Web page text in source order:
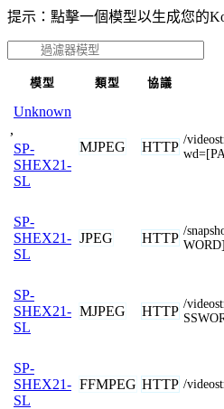
提示：點擊一個模型以生成您的
模型 類型 協議
Unknown
,
SP-
SHEX21-
SL
MJPEG HTTP /
SP-
SHEX21-
SL
JPEG HTTP /
WORD]
SP-
SHEX21-
SL
MJPEG HTTP /
SP-
SHEX21-
SL
FFMPEG HTTP /